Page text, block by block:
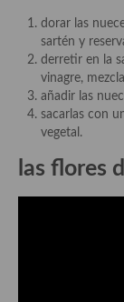
Pescado y
Postres y dulces
Postres con
dorar las
sartén y
derretir en la
vinagre,
añadir las
sacarlas con
vegetal.
las flores